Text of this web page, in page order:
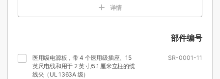
详情
部件编号
医用级电源板，带 4 个医用级插座、15
英尺电线和用于 2 英寸/5.1 厘米立柱的缆
线夹（UL 1363A 级）
SR-0001-11